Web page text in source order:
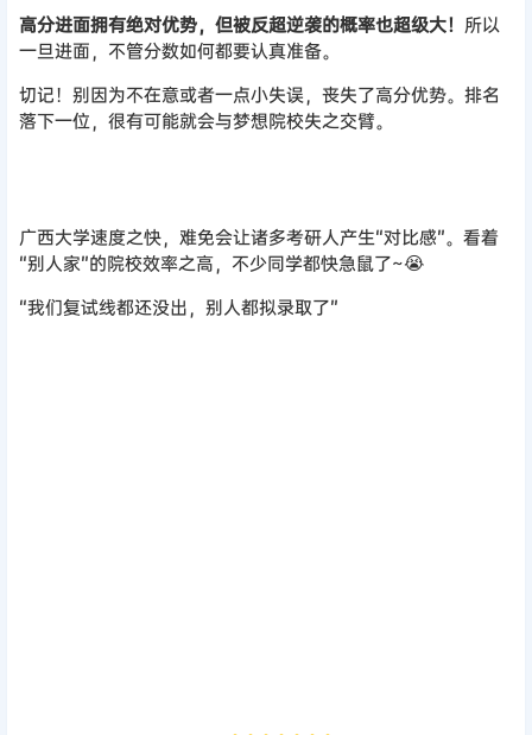
高分进面拥有绝对优势，但被反超逆袭的概率也超级大！ 所以
一旦进面，不管分数如何都要认真准备。
切记！别因为不在意或者一点小失误，丧失了高分优势。排名
落下一位，很有可能就会与梦想院校失之交臂。
广西大学速度之快，难免会让诸多考研人产生“对比感”。看着
“别人家”的院校效率之高，不少同学都快急鼠了~😭
“我们复试线都还没出，别人都拟录取了”